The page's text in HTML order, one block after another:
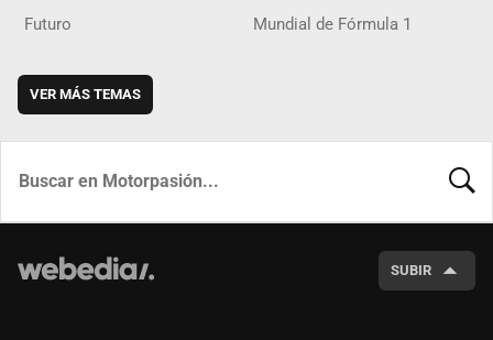
Futuro Mundial de Fórmula 1
VER MÁS TEMAS
SUBIR